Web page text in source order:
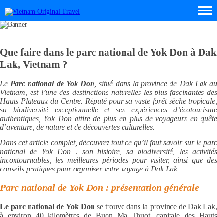
Que faire dans le parc national de Yok Don à Dak
Lak, Vietnam ?
Le Parc national de Yok Don , situé dans la province de Dak Lak au
Vietnam, est l’une des destinations naturelles les plus fascinantes des
Hauts Plateaux du Centre. Réputé pour sa vaste forêt sèche tropicale,
sa biodiversité exceptionnelle et ses expériences d’écotourisme
authentiques, Yok Don attire de plus en plus de voyageurs en quête
d’aventure, de nature et de découvertes culturelles.
Dans cet article complet, découvrez tout ce qu’il faut savoir sur le parc
national de Yok Don : son histoire, sa biodiversité, les activités
incontournables, les meilleures périodes pour visiter, ainsi que des
conseils pratiques pour organiser votre voyage à Dak Lak.
Parc national de Yok Don : présentation générale
Le parc national de Yok Don se trouve dans la province de Dak Lak,
à environ 40 kilomètres de Buon Ma Thuot, capitale des Hauts